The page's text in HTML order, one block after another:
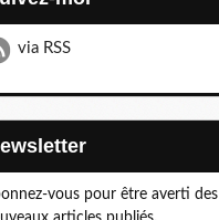
via RSS
Newsletter
vous pour être averti des